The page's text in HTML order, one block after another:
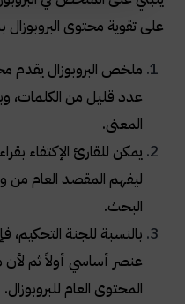
على تقوية محتوى
ملخص البروبوزال يقدم
عدد قليل من الكلمات،
المعنى.
يمكن للقارئ الإكتفاء
ليفهم المقصد العام من
البحث.
بالنسبة للجنة التحكيم،
عنصر أساسي أولاً ثم
المحتوى العام للبروبوزال.